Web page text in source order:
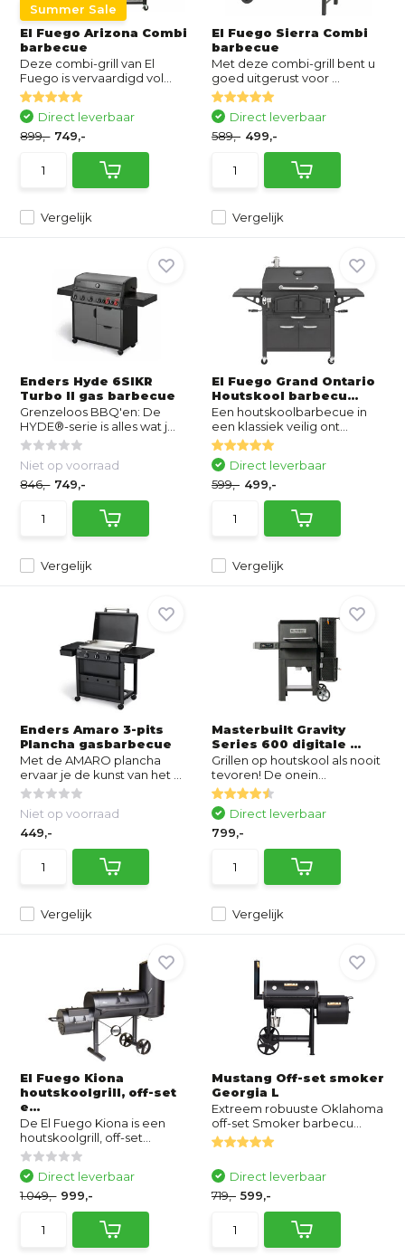
Summer Sale
El Fuego Arizona Combi
barbecue
Deze combi-grill van El
Fuego is vervaardigd vol...
Vergelijk
Direct leverbaar
899,- 749,-
El Fuego Sierra Combi
barbecue
Met deze combi-grill bent u
goed uitgerust voor ...
Vergelijk
Direct leverbaar
589,- 499,-
Enders Hyde 6SIKR
Turbo II gas barbecue
Grenzeloos BBQ'en: De
HYDE®-serie is alles wat j...
Vergelijk
Niet op voorraad
846,- 749,-
El Fuego Grand Ontario
Houtskool barbecu...
Een houtskoolbarbecue in
een klassiek veilig ont...
Vergelijk
Direct leverbaar
599,- 499,-
Enders Amaro 3-pits
Plancha gasbarbecue
Met de AMARO plancha
ervaar je de kunst van het ...
Vergelijk
Niet op voorraad
449,-
Masterbuilt Gravity
Series 600 digitale ...
Grillen op houtskool als nooit
tevoren! De onein...
Vergelijk
Direct leverbaar
799,-
El Fuego Kiona
houtskoolgrill, off-set
e...
De El Fuego Kiona is een
houtskoolgrill, off-set...
Direct leverbaar
1.049,- 999,-
Mustang Off-set smoker
Georgia L
Extreem robuuste Oklahoma
off-set Smoker barbecu...
Direct leverbaar
719,- 599,-